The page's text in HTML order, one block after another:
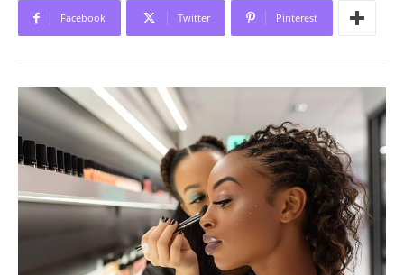
Facebook Twitter Pinterest